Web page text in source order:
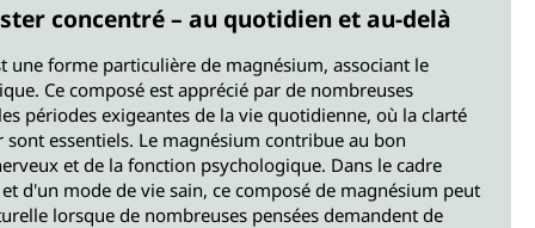
concentré – au quotidien et au-delà
une forme particulière de magnésium, associant le
Ce composé est apprécié par de nombreuses
périodes exigeantes de la vie quotidienne, où la clarté
essentiels. Le magnésium contribue au bon
et de la fonction psychologique. Dans le cadre
d'un mode de vie sain, ce composé de magnésium peut
lorsque de nombreuses pensées demandent de